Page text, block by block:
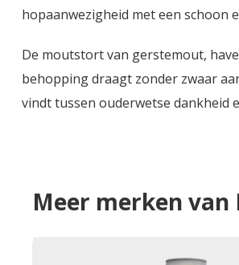
hopaanwezigheid met een schoon
De moutstort van gerstemout,
behopping draagt zonder zwaar
vindt tussen ouderwetse dankheid
Meer merken